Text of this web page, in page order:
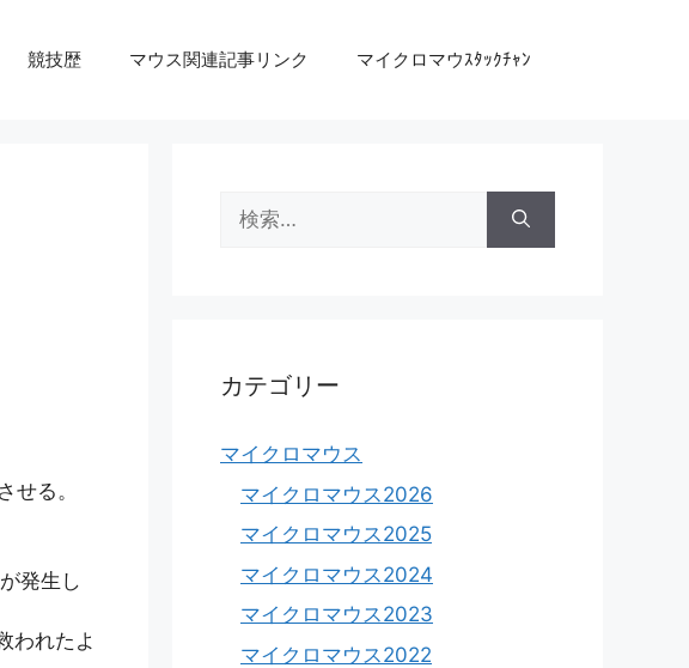
競技歴 マウス関連記事リンク マイクロマウｽﾀｯｸﾁｬﾝ
せる。
発生し
われたよ
索:
カテゴリー
マイクロマウス
マイクロマウス2026
マイクロマウス2025
マイクロマウス2024
マイクロマウス2023
マイクロマウス2022